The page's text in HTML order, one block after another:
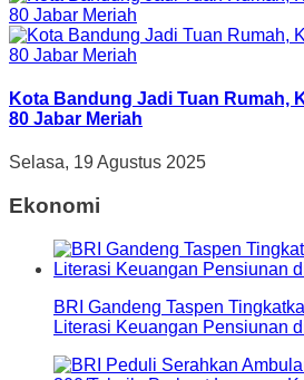
Kota Bandung Jadi Tuan Rumah,
80 Jabar Meriah
Selasa, 19 Agustus 2025
Ekonomi
BRI Gandeng Taspen
Literasi Keuangan Pensiunan